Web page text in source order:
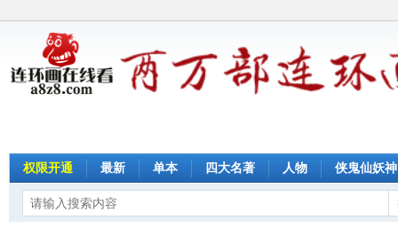
权限开通 最新 单本 四大名著 人物 侠鬼仙妖神